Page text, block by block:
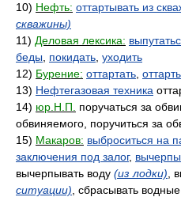
10) Нефть: оттартывать из
скважины)
11) Деловая лексика:
беды
покидать уходить
12) Бурение: оттартать
13) Нефтегазовая техника
14) юр.Н.П.
поручаться за
обвиняемого, поручиться за
15) Макаров: выброситься на
заключения под залог,
вычерпывать воду (из лодки) ,
ситуации) , сбрасывать